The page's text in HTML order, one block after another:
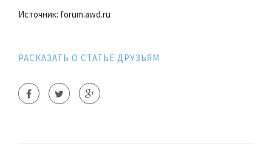
Источник: forum.awd.ru
РАСКАЗАТЬ О СТАТЬЕ ДРУЗЬЯМ